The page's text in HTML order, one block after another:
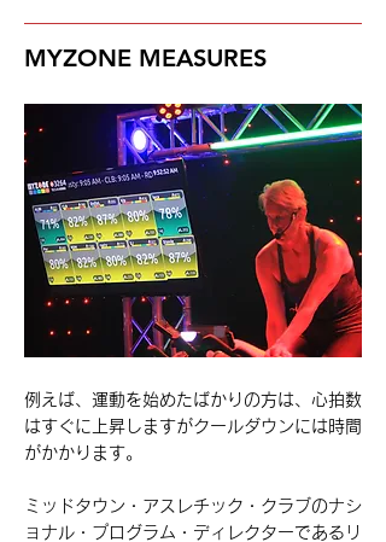
MYZONE MEASURES
例えば、運動を始めたばかりの方は、心拍数
はすぐに上昇しますがクールダウンには時間
がかかります。
ミッドタウン・アスレチック・クラブのナシ
ョナル・プログラム・ディレクターであるリ